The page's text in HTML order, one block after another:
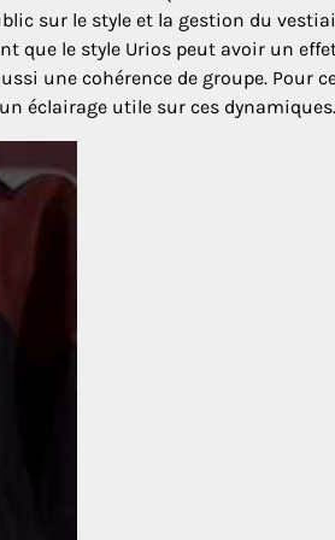
sur le style et la gestion du
que le style Urios peut avoir un
une cohérence de groupe. Pour
éclairage utile sur ces dynamiques.